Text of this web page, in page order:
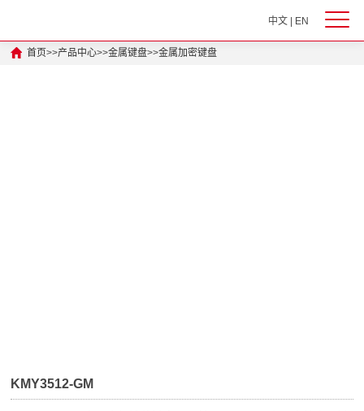
中文| EN
首页>>产品中心>>金属键盘>>金属加密键盘
KMY3512-GM